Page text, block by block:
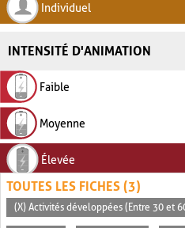
Individuel
INTENSITÉ D'ANIMATION
Faible
Moyenne
Élevée
TOUTES LES FICHES (3)
(X) Activités développées (Entre 30 et